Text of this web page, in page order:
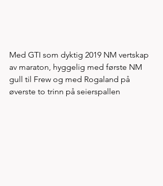
Med GTI som dyktig 2019 NM vertskap
av maraton, hyggelig med første NM
gull til Frew og med Rogaland på
øverste to trinn på seierspallen